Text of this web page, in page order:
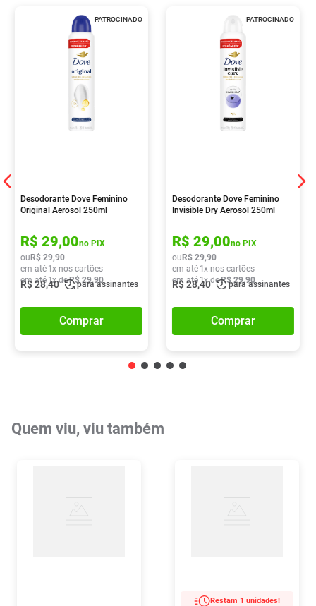
PATROCINADO
Desodorante Dove Feminino
Original Aerosol 250ml
R$ 29,00no PIX
ou R$ 29,90
em até 1x nos cartões
em até 1x deR$ 29,90
R$28,40 para assinantes
Comprar
PATROCINADO
Desodorante Dove Feminino
Invisible Dry Aerosol 250ml
R$ 29,00no PIX
ou R$ 29,90
em até 1x nos cartões
em até 1x deR$ 29,90
R$28,40 para assinantes
Comprar
Quem viu, viu também
Restam 1 unidades!